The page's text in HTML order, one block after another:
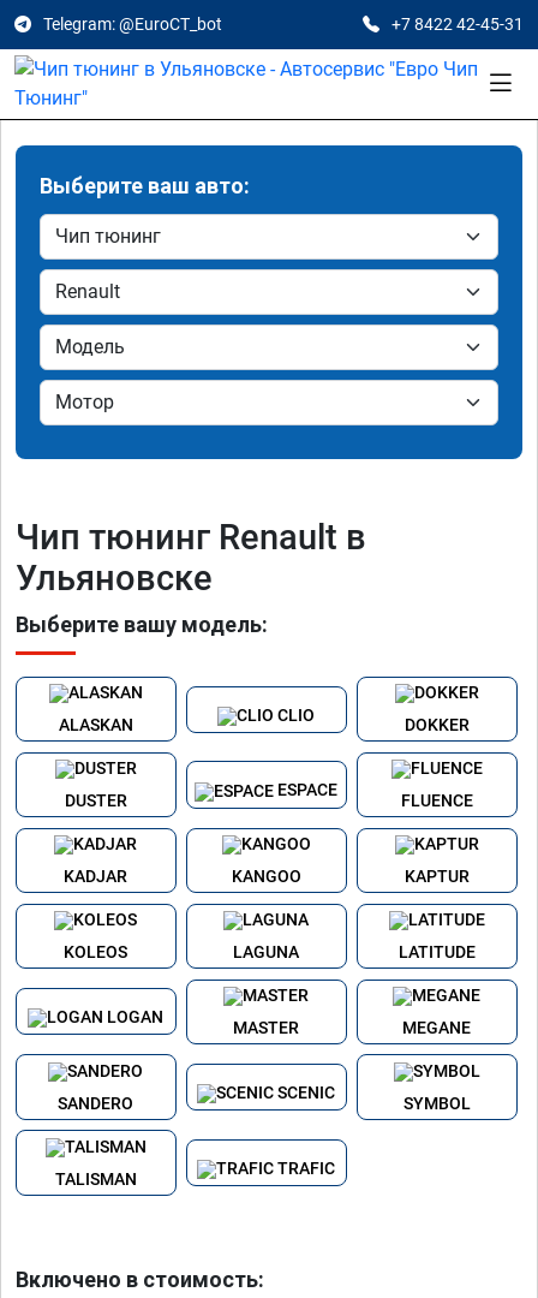
Telegram: @EuroCT_bot +7 8422 42-45-31
Выберите ваш авто:
Чип тюнинг Renault в
Ульяновске
Выберите вашу модель:
ALASKAN
CLIO
DOKKER
DUSTER
ESPACE
FLUENCE
KADJAR KANGOO KAPTUR
KOLEOS LAGUNA LATITUDE
LOGAN
MASTER MEGANE
SANDERO
SCENIC
SYMBOL
TALISMAN
TRAFIC
Включено в стоимость: